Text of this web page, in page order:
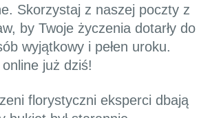
Skorzystaj z naszej poczty z
by Twoje życzenia dotarły do
wyjątkowy i pełen uroku.
już dziś!
florystyczni eksperci dbają